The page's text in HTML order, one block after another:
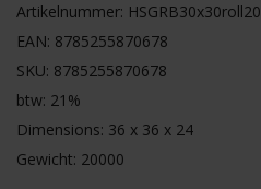
Artikelnummer: HSGRB30x30roll20
EAN: 8785255870678
SKU: 8785255870678
btw: 21%
Dimensions: 36 x 36 x 24
Gewicht: 20000